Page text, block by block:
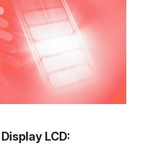
Display LCD: